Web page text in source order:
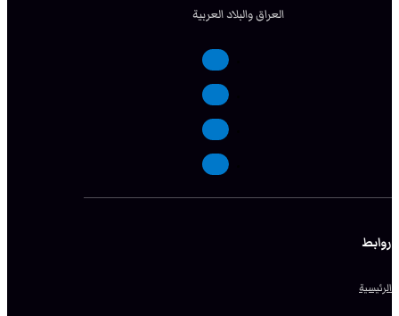
العراق والبلاد العربية
روابط
الرئيسية